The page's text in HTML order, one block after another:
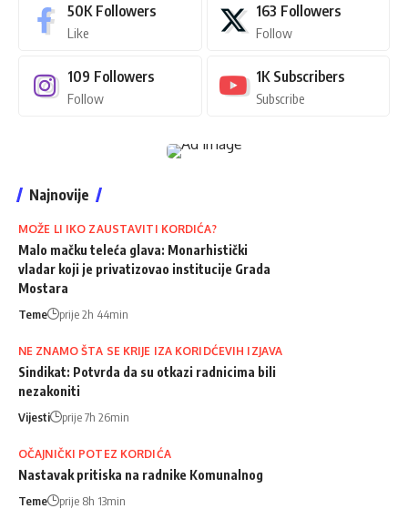
50K Followers
Like
163 Followers
Follow
109 Followers
Follow
1K Subscribers
Subscribe
Najnovije
MOŽE LI IKO ZAUSTAVITI KORDIĆA?
Malo mačku teleća glava: Monarhistički
vladar koji je privatizovao institucije Grada
Mostara
Teme prije 2h 44min
NE ZNAMO ŠTA SE KRIJE IZA KORIDĆEVIH IZJAVA
Sindikat: Potvrda da su otkazi radnicima bili
nezakoniti
Vijesti prije 7h 26min
OČAJNIČKI POTEZ KORDIĆA
Nastavak pritiska na radnike Komunalnog
Teme prije 8h 13min